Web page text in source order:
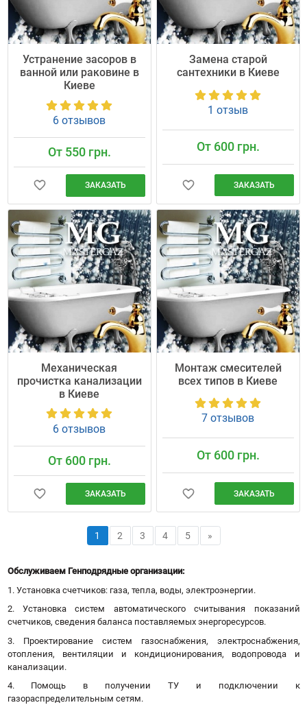
Устранение засоров в
ванной или раковине в
Киеве
6 отзывов
От 550 грн.
ЗАКАЗАТЬ
Замена старой
сантехники в Киеве
1 отзыв
От 600 грн.
ЗАКАЗАТЬ
Механическая
прочистка канализации
в Киеве
6 отзывов
От 600 грн.
ЗАКАЗАТЬ
Монтаж смесителей
всех типов в Киеве
7 отзывов
От 600 грн.
ЗАКАЗАТЬ
1 2 3 4 5 »
Обслуживаем Генподрядные организации:
1. Установка счетчиков: газа, тепла, воды, электроэнергии.
2. Установка систем автоматического считывания показаний
счетчиков, сведения баланса поставляемых энергоресурсов.
3. Проектирование систем газоснабжения, электроснабжения,
отопления, вентиляции и кондиционирования, водопровода и
канализации.
4. Помощь в получении ТУ и подключении к
газораспределительным сетям.